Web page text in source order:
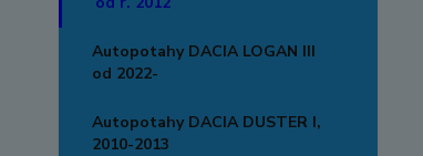
Autopotahy DACIA LOGAN III
od 2022-
Autopotahy DACIA DUSTER I,
2010-2013